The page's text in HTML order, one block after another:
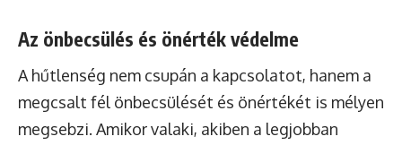
Az önbecsülés és önérték védelme
A hűtlenség nem csupán a kapcsolatot, hanem a
megcsalt fél önbecsülését és önértékét is mélyen
megsebzi. Amikor valaki, akiben a legjobban